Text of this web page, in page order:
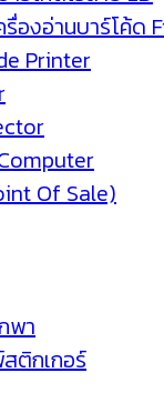
องอ่านบาร์โค้ด
Printer
Of Sale)
พา
ติกเกอร์